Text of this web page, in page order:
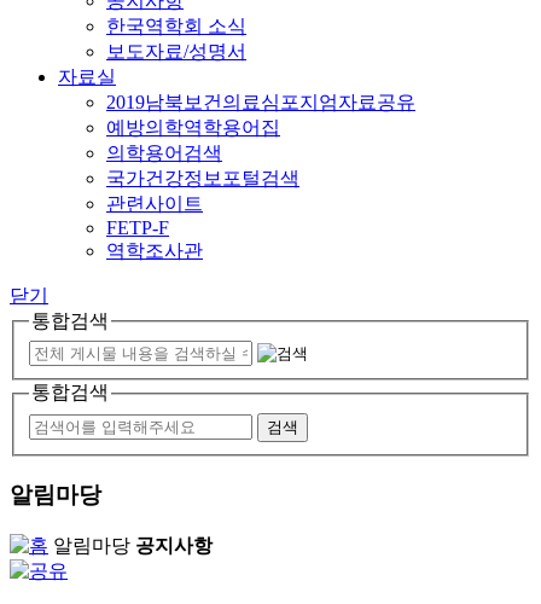
한국역학회 소식
보도자료/성명서
자료실
2019남북보건의료심포지엄자료공유
예방의학역학용어집
의학용어검색
국가건강정보포털검색
관련사이트
FETP-F
역학조사관
닫기
통합검색
통합검색
알림마당
알림마당 공지사항